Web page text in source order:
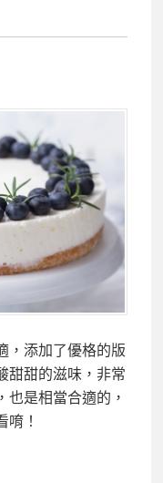
，添加了優格的版
甜甜的滋味，非常
也是相當合適的，
唷！